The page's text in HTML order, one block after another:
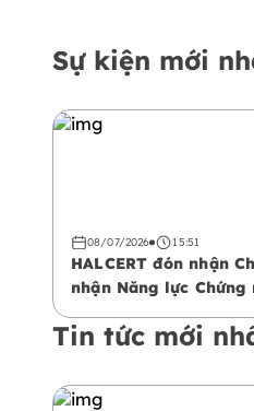
Tin tức mới
Sự kiện mới
08/07/2026 15:51
HALCERT đón nhận
nhận Năng lực Chứng
(GAC)